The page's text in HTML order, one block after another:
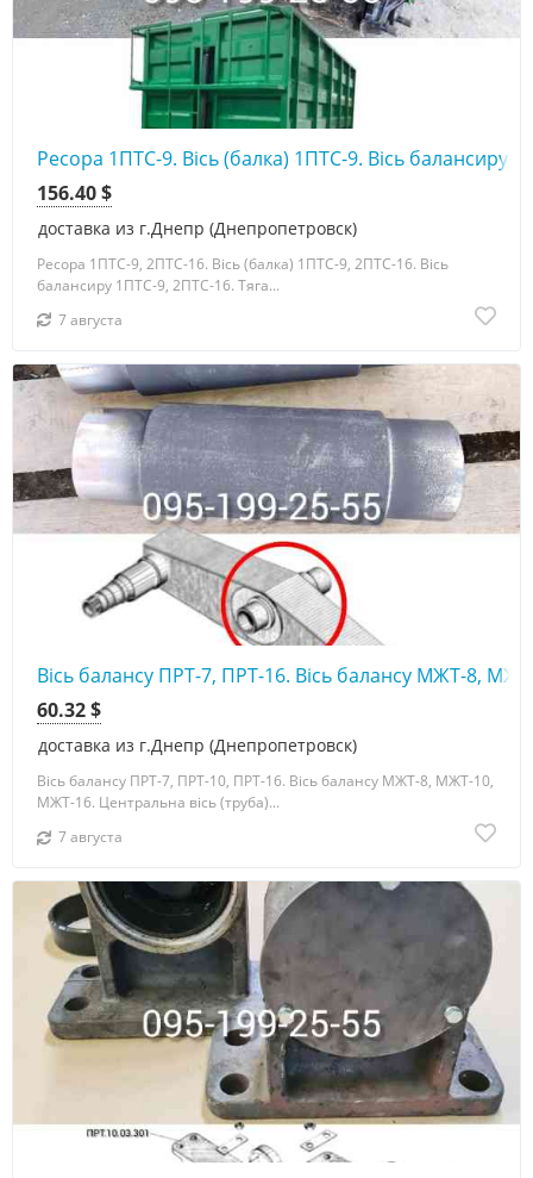
Ресора 1ПТС-9. Вісь (балка) 1ПТС-9. Вісь балансиру
доставка из г.Днепр (Днепропетровск)
156.40 $
Ресора 1ПТС-9, 2ПТС-16. Вісь (балка) 1ПТС-9, 2ПТС-16. Вісь
балансиру 1ПТС-9, 2ПТС-16. Тяга...
7 августа
Вісь балансу ПРТ-7, ПРТ-16. Вісь балансу МЖТ-8,
доставка из г.Днепр (Днепропетровск)
60.32 $
Вісь балансу ПРТ-7, ПРТ-10, ПРТ-16. Вісь балансу МЖТ-8, МЖТ-10,
МЖТ-16. Центральна вісь (труба)...
7 августа